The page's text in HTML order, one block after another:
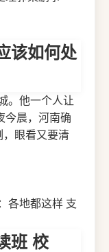
该如何处
。他一个人让
今晨，河南确
，眼看又要清
支
班 校